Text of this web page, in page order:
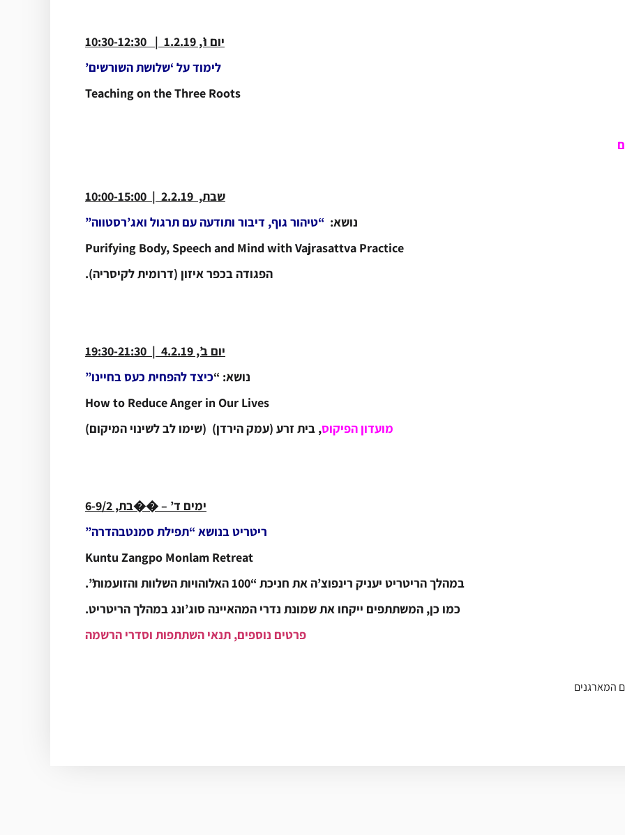
יום ו’, 1.2.19 | 10:30-12:30
לימוד על ‘שלושת השורשים’
Teaching on the Three Roots
שבת, 2.2.19 | 10:00-15:00
נושא: “טיהור גוף, דיבור ותודעה עם תרגול ואג’רסטווה”
Purifying Body, Speech and Mind with Vajrasattva Practice
הפגודה בכפר איזון (דרומית לקיסריה).
יום ב’, 4.2.19 | 19:30-21:30
נושא: “כיצד להפחית כעס בחיינו”
How to Reduce Anger in Our Lives
מועדון הפיקוס, בית זרע (עמק הירדן) (שימו לב לשינוי המיקום)
ימים ד’ – ��בת, 6-9/2
ריטריט בנושא “תפילת סמנטבהדרה”
Kuntu Zangpo Monlam Retreat
במהלך הריטריט יעניק רינפוצ’ה את חניכת “100 האלוהויות השלוות והזועמות”.
כמו כן, המשתתפים ייקחו את שמונת נדרי המהאיינה סוג’ונג במהלך הריטריט.
פרטים נוספים, תנאי השתתפות וסדרי הרשמה